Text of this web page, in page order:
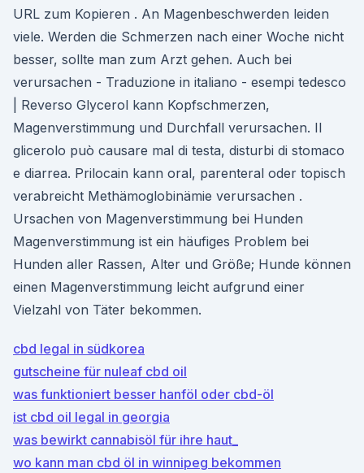
URL zum Kopieren . An Magenbeschwerden leiden
viele. Werden die Schmerzen nach einer Woche nicht
besser, sollte man zum Arzt gehen. Auch bei
verursachen - Traduzione in italiano - esempi tedesco
| Reverso Glycerol kann Kopfschmerzen,
Magenverstimmung und Durchfall verursachen. Il
glicerolo può causare mal di testa, disturbi di stomaco
e diarrea. Prilocain kann oral, parenteral oder topisch
verabreicht Methämoglobinämie verursachen .
Ursachen von Magenverstimmung bei Hunden
Magenverstimmung ist ein häufiges Problem bei
Hunden aller Rassen, Alter und Größe; Hunde können
einen Magenverstimmung leicht aufgrund einer
Vielzahl von Täter bekommen.
cbd legal in südkorea
gutscheine für nuleaf cbd oil
was funktioniert besser hanföl oder cbd-öl
ist cbd oil legal in georgia
was bewirkt cannabisöl für ihre haut_
wo kann man cbd öl in winnipeg bekommen